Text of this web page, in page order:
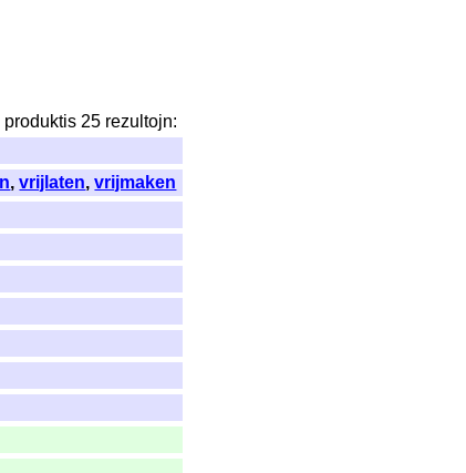
produktis 25 rezultojn:
,vrijlaten,vrijmaken